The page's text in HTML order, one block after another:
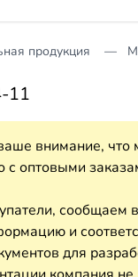
продукция
11
внимание, что
с оптовыми
сообщаем
и
для